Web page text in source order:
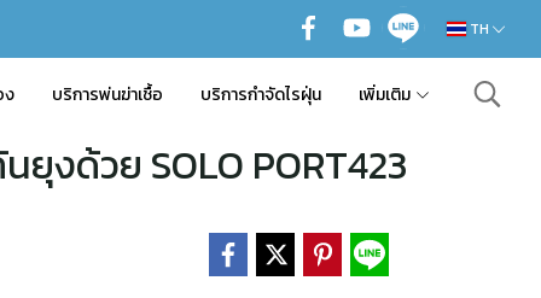
TH
ง บริการพ่นฆ่าเชื้อ บริการกำจัดไรฝุ่น เพิ่มเติม
งด้วย SOLO PORT423